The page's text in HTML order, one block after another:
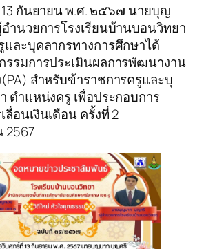
กันยายน พ.ศ. ๒๕๖๗ นายบุญ
ำนวยการโรงเรียนบ้านบอนวิทยา
ละบุคลากรทางการศึกษาได้
รมการประเมินผลการพัฒนางาน
สำหรับข้าราชการครูและบุ
ตำแหน่งครู เพื่อประกอบการ
อนเงินเดือน ครั้งที่ 2
2567